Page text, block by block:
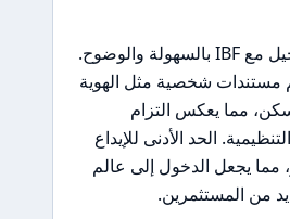
تتميز عملية التسجيل مع IBF بالسهولة والوضوح.
مستندات شخصية مثل الهوية
مما يعكس التزام
الحد الأدنى للإيداع
100 دولار، مما يجعل الدخول إلى عالم
من المستثمرين.